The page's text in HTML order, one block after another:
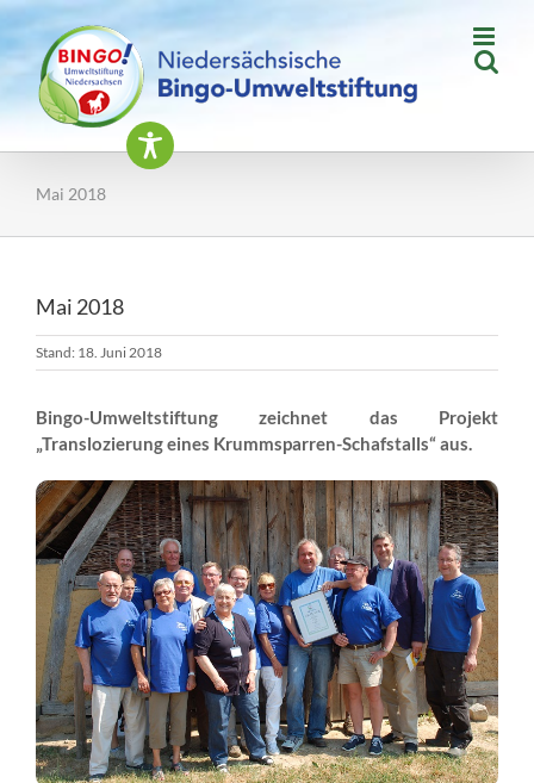
Zum
springen
Mai 2018
Mai 2018
Stand: 18. Juni 2018
Bingo-Umweltstiftung zeichnet das Projekt
„Translozierung eines Krummsparren-Schafstalls“aus.